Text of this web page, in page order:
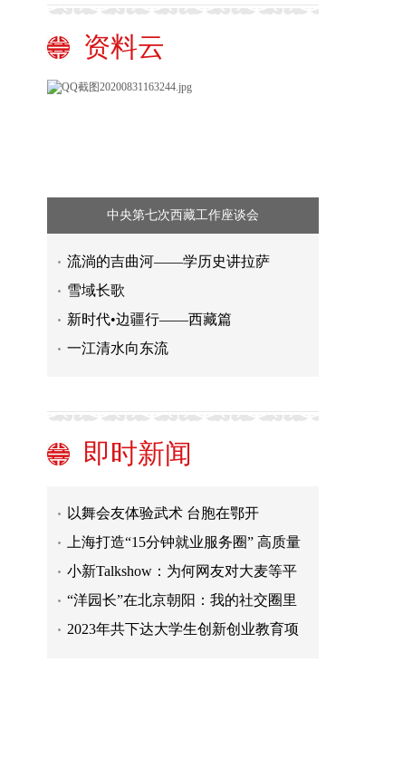
资料云
中央第七次西藏工作座谈会
流淌的吉曲河——学历史讲拉萨
雪域长歌
新时代•边疆行——西藏篇
一江清水向东流
即时新闻
意度直线下降
“去风险”就是遭罪受！德企不忍了
民意调查显示太平洋沿岸国家民众反